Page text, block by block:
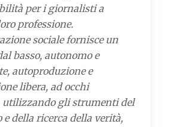
per i giornalisti a
professione.
sociale fornisce un
basso, autonomo e
autoproduzione e
libera, ad occhi
utilizzando gli strumenti del
della ricerca della verità,